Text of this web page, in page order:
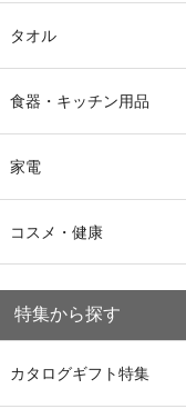
タオル
食器・キッチン用品
家電
コスメ・健康
特集から探す
カタログギフト特集